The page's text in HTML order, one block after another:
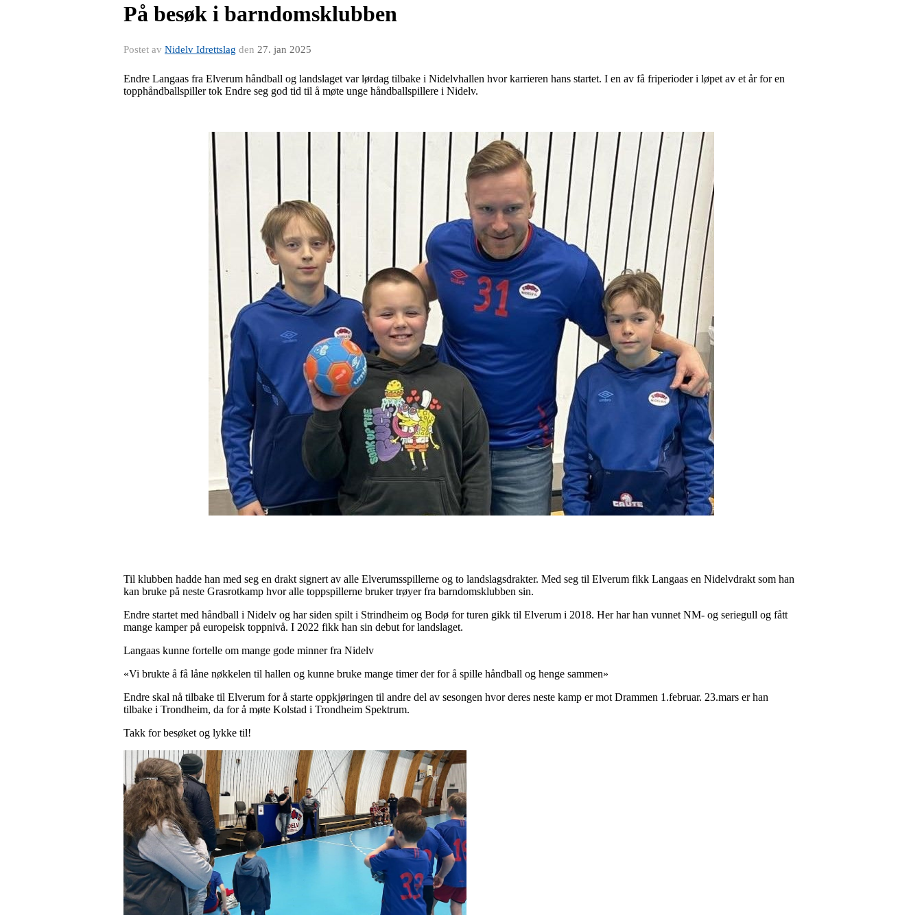
På besøk i barndomsklubben
Postet av Nidelv Idrettslag den 27. jan 2025
Endre Langaas fra Elverum håndball og landslaget var lørdag tilbake i Nidelvhallen hvor karrieren hans startet. I en av få friperioder i løpet av et år for en
topphåndballspiller tok Endre seg god tid til å møte unge håndballspillere i Nidelv.
Til klubben hadde han med seg en drakt signert av alle Elverumsspillerne og to landslagsdrakter. Med seg til Elverum fikk Langaas en Nidelvdrakt som han
kan bruke på neste Grasrotkamp hvor alle toppspillerne bruker trøyer fra barndomsklubben sin.
Endre startet med håndball i Nidelv og har siden spilt i Strindheim og Bodø for turen gikk til Elverum i 2018. Her har han vunnet NM- og seriegull og fått
mange kamper på europeisk toppnivå. I 2022 fikk han sin debut for landslaget.
Langaas kunne fortelle om mange gode minner fra Nidelv
«Vi brukte å få låne nøkkelen til hallen og kunne bruke mange timer der for å spille håndball og henge sammen»
Endre skal nå tilbake til Elverum for å starte oppkjøringen til andre del av sesongen hvor deres neste kamp er mot Drammen 1.februar. 23.mars er han
tilbake i Trondheim, da for å møte Kolstad i Trondheim Spektrum.
Takk for besøket og lykke til!